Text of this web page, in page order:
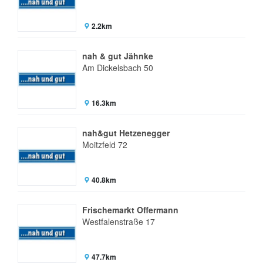
2.2km
nah & gut Jähnke
Am Dickelsbach 50
16.3km
nah&gut Hetzenegger
Moitzfeld 72
40.8km
Frischemarkt Offermann
Westfalenstraße 17
47.7km